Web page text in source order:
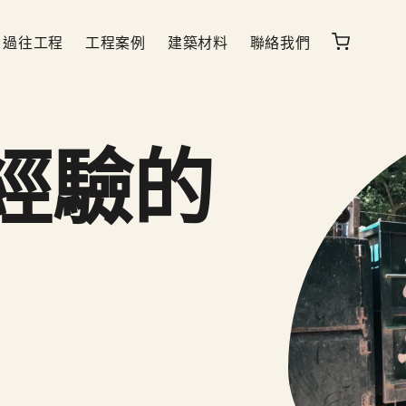
過往工程 工程案例 建築材料 聯絡我們
驗的